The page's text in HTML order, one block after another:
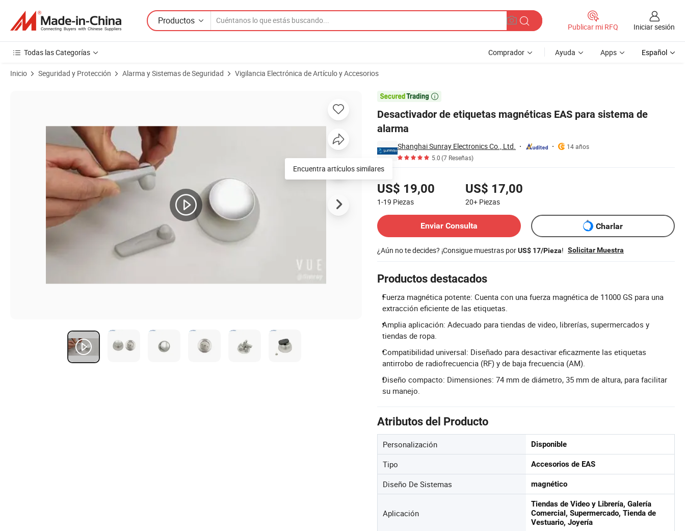
Productos
Publicar mi RFQ Iniciar sesión
Todas las Categorías Comprador Ayuda Apps Español
Inicio Seguridad y Protección Alarma y Sistemas de Seguridad Vigilancia Electrónica de Artículo y Accesorios

Desactivador de etiquetas magnéticas EAS para sistema de
alarma
Shanghai Sunray Electronics Co., Ltd.
14 años
5.0(7 Reseñas)
US$ 19,00
1-19 Piezas
US$ 17,00
20+ Piezas
Enviar Consulta
Charlar
¿Aún no te decides? ¡Consigue muestras porUS$ 17/Pieza! Solicitar Muestra
Productos destacados
Fuerza magnética potente: Cuenta con una fuerza magnética de 11000 GS para una
extracción eficiente de las etiquetas.
Amplia aplicación: Adecuado para tiendas de video, librerías, supermercados y
tiendas de ropa.
Compatibilidad universal: Diseñado para desactivar eficazmente las etiquetas
antirrobo de radiofrecuencia (RF) y de baja frecuencia (AM).
Diseño compacto: Dimensiones: 74 mm de diámetro, 35 mm de altura, para facilitar
su manejo.
Atributos del Producto
Personalización Disponible
Tipo Accesorios de EAS
Diseño De Sistemas magnético
Aplicación
Tiendas de Video y Librería, Galería
Comercial, Supermercado, Tienda de
Vestuario, Joyería
Encuentra artículos similares